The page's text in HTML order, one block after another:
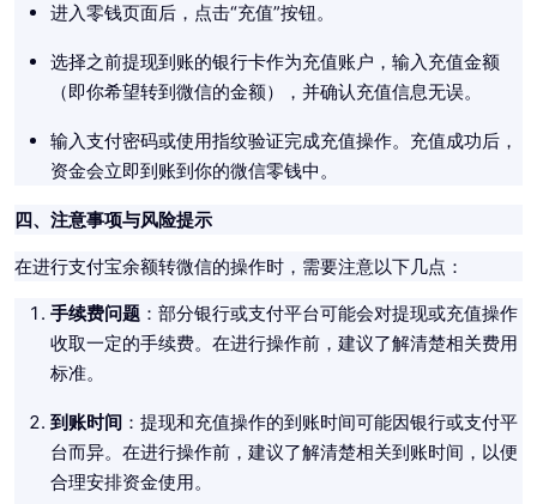
进入零钱页面后，点击“充值”按钮。
选择之前提现到账的银行卡作为充值账户，输入充值金额
（即你希望转到微信的金额），并确认充值信息无误。
输入支付密码或使用指纹验证完成充值操作。充值成功后，
资金会立即到账到你的微信零钱中。
四、注意事项与风险提示
在进行支付宝余额转微信的操作时，需要注意以下几点：
手续费问题 ：部分银行或支付平台可能会对提现或充值操作
收取一定的手续费。在进行操作前，建议了解清楚相关费用
标准。
到账时间 ：提现和充值操作的到账时间可能因银行或支付平
台而异。在进行操作前，建议了解清楚相关到账时间，以便
合理安排资金使用。